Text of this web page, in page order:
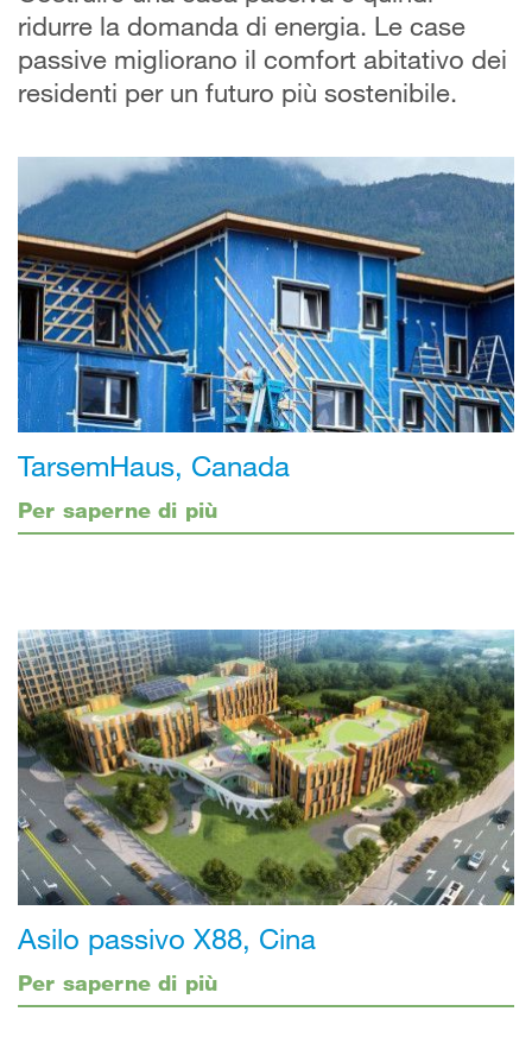
ridurre la domanda di energia. Le case
passive migliorano il comfort abitativo dei
residenti per un futuro più sostenibile.
TarsemHaus, Canada
Per saperne di più
Asilo passivo X88, Cina
Per saperne di più